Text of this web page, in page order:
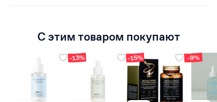
С этим товаром покупают
-13% -15% -9%